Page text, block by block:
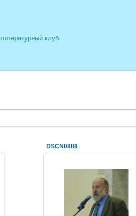
литературный клуб
DSCN0888
19.05.2013
Рене Герра
Синяя_ворона_